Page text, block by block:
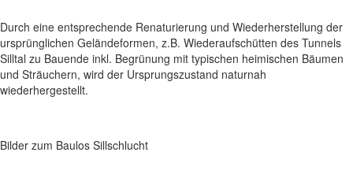
Durch eine entsprechende Renaturierung und Wiederherstellung der
ursprünglichen Geländeformen, z.B. Wiederaufschütten des Tunnels
Silltal zu Bauende inkl. Begrünung mit typischen heimischen Bäumen
und Sträuchern, wird der Ursprungszustand naturnah
wiederhergestellt.
Bilder zum Baulos Sillschlucht